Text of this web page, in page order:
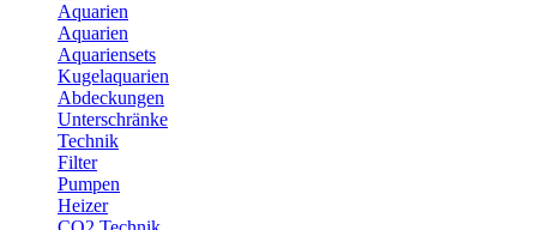
Aquarien
Aquarien
Aquariensets
Kugelaquarien
Abdeckungen
Unterschränke
Technik
Filter
Pumpen
Heizer